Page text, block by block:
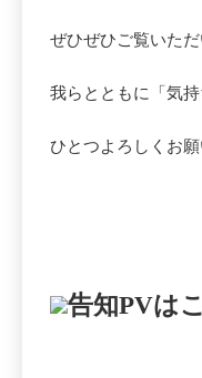
ぜひぜひご覧いただ
我らとともに「気
ひとつよろしくお
告知PVは